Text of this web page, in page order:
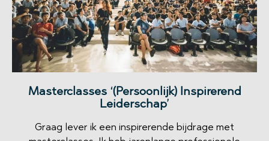
Masterclasses ‘(Persoonlijk) Inspirerend
Leiderschap’
Graag lever ik een inspirerende bijdrage met